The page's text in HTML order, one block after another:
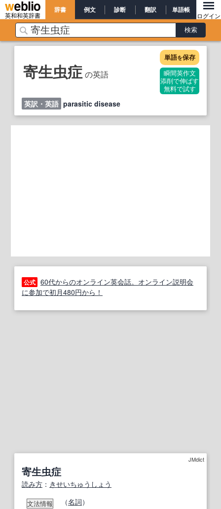
英和和英辞書
辞書 例文 診断 翻訳 単語帳
ログイン
寄生虫症 の英語
単語を保存
瞬間英作文
添削で伸ばす
無料で試す
英訳・英語 parasitic disease
公式 60代からのオンライン英会話。オンライン説明会
に参加で初月480円から！
JMdict
寄生虫症
読み方 ： きせいちゅうしょう
文法情報 （名詞）